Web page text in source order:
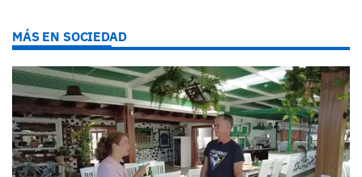
MÁS EN SOCIEDAD